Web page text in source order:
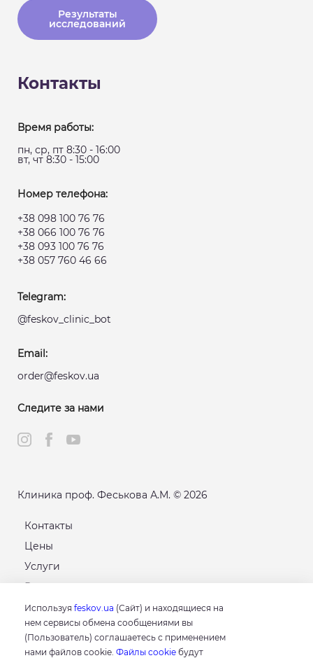
Используя feskov.ua (Сайт) и находящиеся на
нем сервисы обмена сообщениями вы
(Пользователь) соглашаетесь с применением
нами файлов cookie. Файлы cookie будут
Результаты
исследований
Контакты
Время работы:
пн, ср, пт 8:30 - 16:00
вт, чт 8:30 - 15:00
Номер телефона:
+38 098 100 76 76
+38 066 100 76 76
+38 093 100 76 76
+38 057 760 46 66
Telegram:
@feskov_clinic_bot
Email:
order@feskov.ua
Следите за нами
Клиника проф. Феськова А.М. © 2026
Контакты
Цены
Услуги
Расписание
Карта сайта
GOOGLE